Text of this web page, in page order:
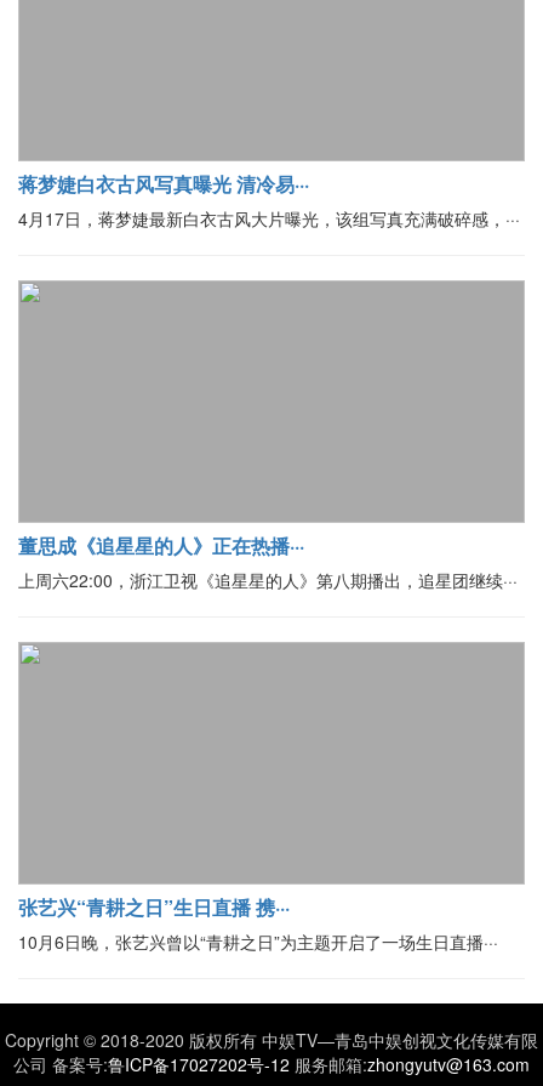
蒋梦婕白衣古风写真曝光 清冷易···
4月17日，蒋梦婕最新白衣古风大片曝光，该组写真充满破碎感，···
董思成《追星星的人》正在热播···
上周六22:00，浙江卫视《追星星的人》第八期播出，追星团继续···
张艺兴“青耕之日”生日直播 携···
10月6日晚，张艺兴曾以“青耕之日”为主题开启了一场生日直播···
Copyright © 2018-2020 版权所有 中娱TV—青岛中娱创视文化传媒有限
公司 备案号:鲁ICP备17027202号-12 服务邮箱:zhongyutv@163.com